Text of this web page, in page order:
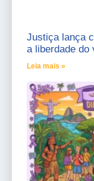
Justiça lança
a liberdade do
Leia mais »